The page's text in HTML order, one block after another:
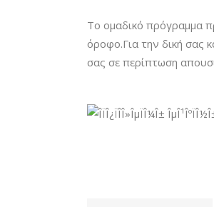
Το ομαδικό πρόγραμμα
όροφο.Για την δική σας
σας σε περίπτωση